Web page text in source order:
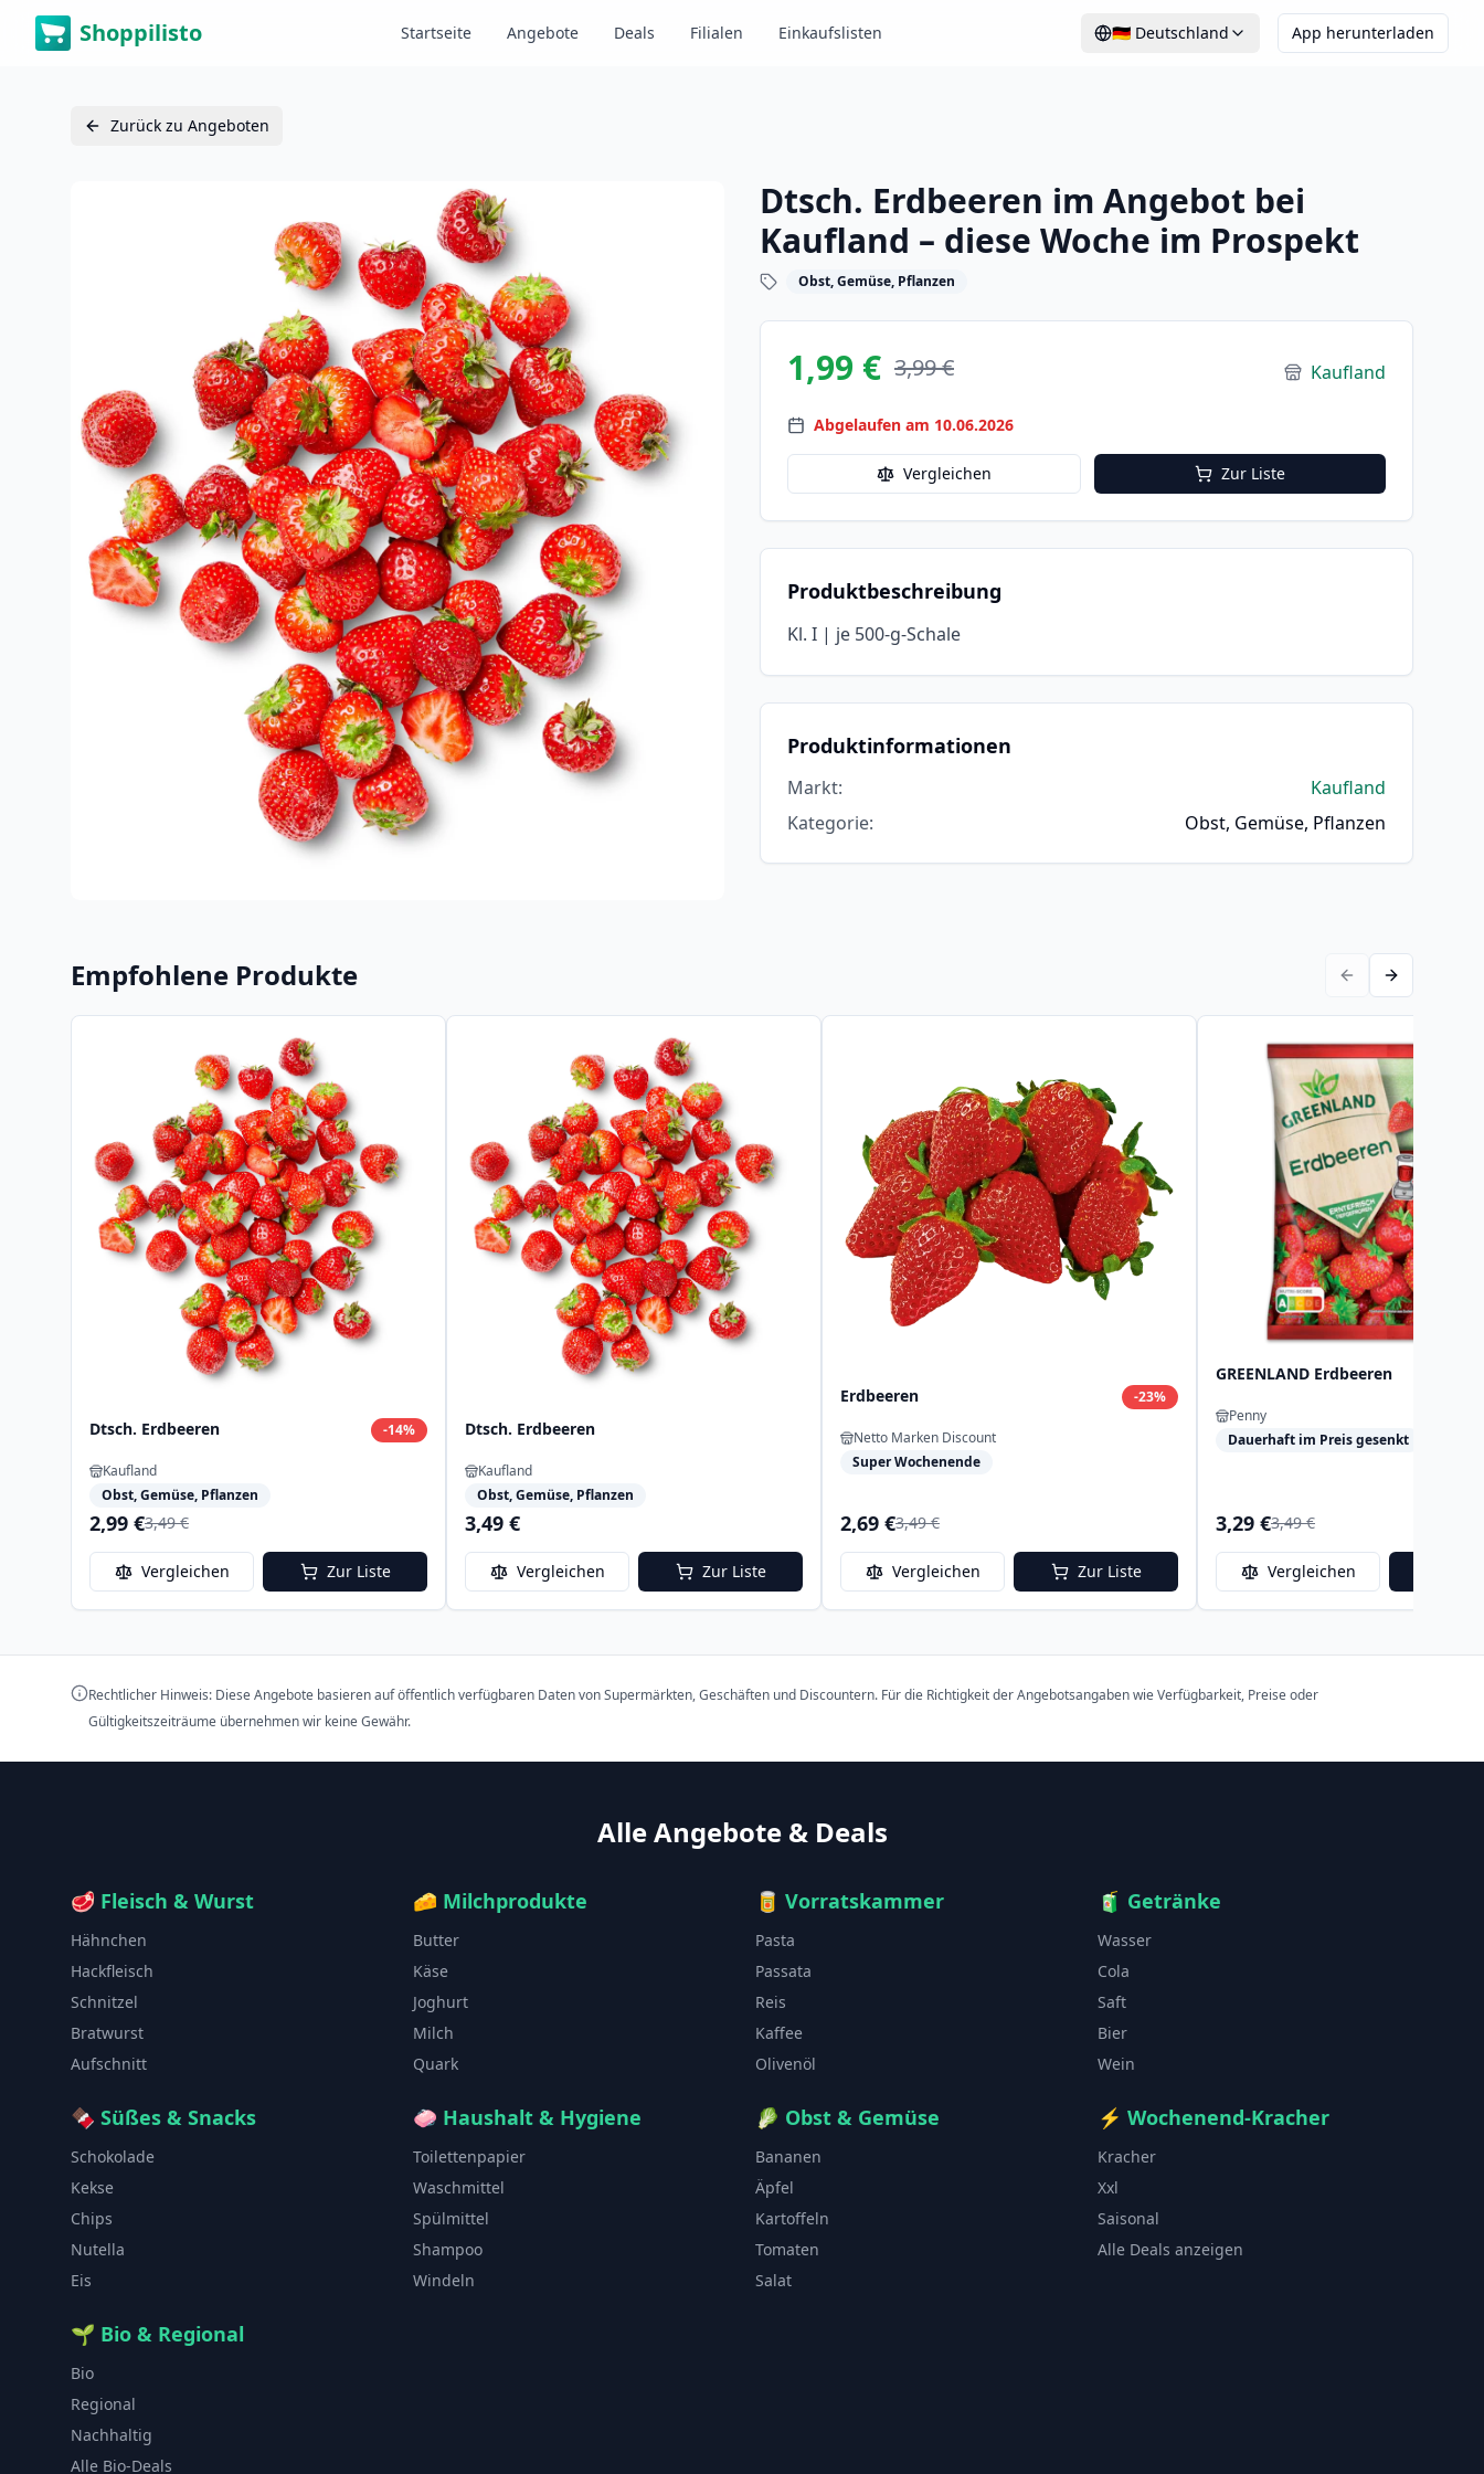
Shoppilisto Startseite Angebote Deals Filialen Einkaufslisten 🇩🇪 Deutschland App herunterladen
Zurück zu Angeboten
Dtsch. Erdbeeren im Angebot bei
Kaufland – diese Woche im Prospekt
Obst, Gemüse, Pflanzen
1,99 € 3,99 € Kaufland
Abgelaufen am 10.06.2026
Vergleichen Zur Liste
Produktbeschreibung
Kl. I | je 500-g-Schale
Produktinformationen
Markt:
Kaufland
Kategorie: Obst, Gemüse, Pflanzen
Empfohlene Produkte
Dtsch. Erdbeeren -14%
Kaufland
Obst, Gemüse, Pflanzen
2,99 €3,49 €
Vergleichen Zur Liste
Dtsch. Erdbeeren
Kaufland
Obst, Gemüse, Pflanzen
3,49 €
Vergleichen Zur Liste
Erdbeeren -23%
Netto Marken Discount
Super Wochenende
2,69 €3,49 €
Vergleichen Zur Liste
GREENLAND Erdbeeren
Penny
Dauerhaft im Preis gesenkt
3,29 €3,49 €
Vergleichen
Rechtlicher Hinweis: Diese Angebote basieren auf öffentlich verfügbaren Daten von Supermärkten, Geschäften und Discountern. Für die Richtigkeit der Angebotsangaben wie Verfügbarkeit, Preise oder
Gültigkeitszeiträume übernehmen wir keine Gewähr.
Alle Angebote & Deals
🥩 Fleisch & Wurst
Hähnchen
Hackfleisch
Schnitzel
Bratwurst
Aufschnitt
🧀 Milchprodukte
Butter
Käse
Joghurt
Milch
Quark
🥫 Vorratskammer
Pasta
Passata
Reis
Kaffee
Olivenöl
🧃 Getränke
Wasser
Cola
Saft
Bier
Wein
🍫 Süßes & Snacks
Schokolade
Kekse
Chips
Nutella
Eis
🧼 Haushalt & Hygiene
Toilettenpapier
Waschmittel
Spülmittel
Shampoo
Windeln
🥬 Obst & Gemüse
Bananen
Äpfel
Kartoffeln
Tomaten
Salat
⚡ Wochenend-Kracher
Kracher
Xxl
Saisonal
Alle Deals anzeigen
🌱 Bio & Regional
Bio
Regional
Nachhaltig
Alle Bio-Deals